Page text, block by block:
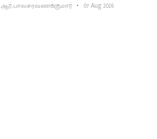
ஆர்.பாலசரவணக்குமார் 07 Aug 2026